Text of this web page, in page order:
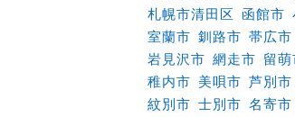
札幌市清田区
函館市
室蘭市 釧路市 帯広市
岩見沢市 網走市 留萌
稚内市 美唄市 芦別市
紋別市 士別市 名寄市